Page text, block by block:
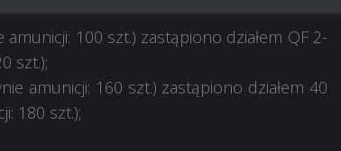
100 szt.) zastąpiono działem QF 2-
szt.);
amunicji: 160 szt.) zastąpiono działem 40
180 szt.);